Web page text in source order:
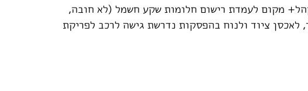
+ מקום לקהל+ מקום לעמדת רישום חלומות שקע חשמל (לא חובה,
לאכסן ציוד ולנוח בהפסקות נדרשת גישה לרכב לפריקת